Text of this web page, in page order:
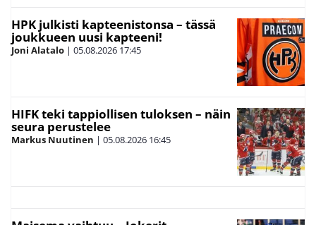
HPK julkisti kapteenistonsa – tässä
joukkueen uusi kapteeni!
Joni Alatalo | 05.08.2026 17:45
HIFK teki tappiollisen tuloksen – näin
seura perustelee
Markus Nuutinen | 05.08.2026 16:45